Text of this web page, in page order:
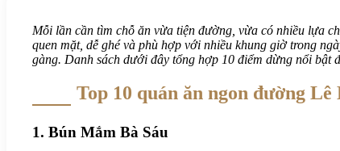
Mỗi lần cần tìm chỗ ăn vừa tiện đường, vừa có nhiều lựa
quen mặt, dễ ghé và phù hợp với nhiều khung giờ trong
gàng. Danh sách dưới đây tổng hợp 10 điểm dừng nổi bật
Top 10 quán ăn ngon đường
1. Bún Mắm Bà Sáu